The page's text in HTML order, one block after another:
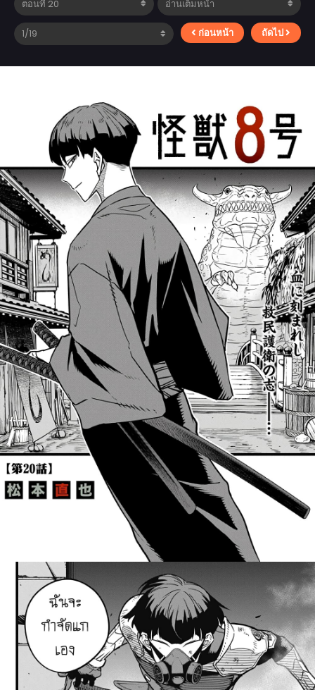
ก่อนหน้า ถัดไป